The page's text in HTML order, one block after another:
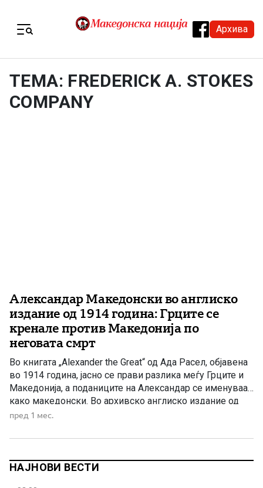
Архива
ТЕМА: FREDERICK A. STOKES
COMPANY
Александар Македонски во англиско
издание од 1914 година: Грците се
кренале против Македонија по
неговата смрт
Во книгата „Alexander the Great“ од Ада Расел, објавена
во 1914 година, јасно се прави разлика меѓу Грците и
Македонија, а поданиците на Александар се именуваат
како македонски. Во архивско англиско издание од
1914 година, објавено од Frederick A. Stokes Company,
западната историографија на почетокот на XX […]
пред 1 мес.
НАЈНОВИ ВЕСТИ